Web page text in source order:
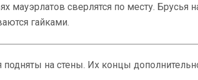
мауэрлатов сверлятся по месту. Брусья
гайками.
подняты на стены. Их концы